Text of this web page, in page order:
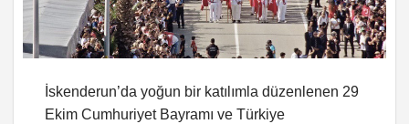
İskenderun’da yoğun bir katılımla düzenlenen 29
Ekim Cumhuriyet Bayramı ve Türkiye